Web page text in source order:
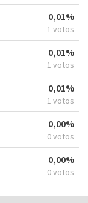
0,01%
1 votos
0,01%
1 votos
0,01%
1 votos
0,00%
0 votos
0,00%
0 votos